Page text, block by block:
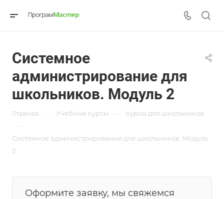
Системное
администрирование для
школьников. Модуль 2
Главная Учебные курсы Курсы для школьников
Системное администрирование для школьников. Модуль
2
Оформите заявку, мы свяжемся